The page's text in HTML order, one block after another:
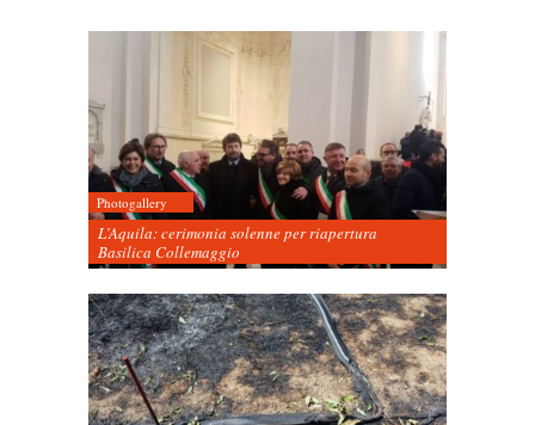
Photogallery
L’Aquila: cerimonia solenne per riapertura
Basilica Collemaggio